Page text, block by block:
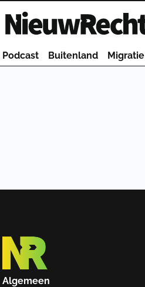
Homepage van NieuwRechts
Podcast Buitenland Migratie
Algemeen